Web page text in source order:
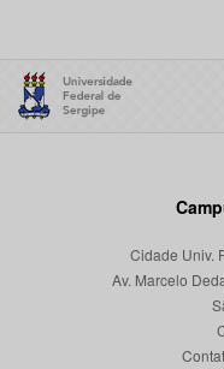
Cidade Univ.
Av. Marcelo